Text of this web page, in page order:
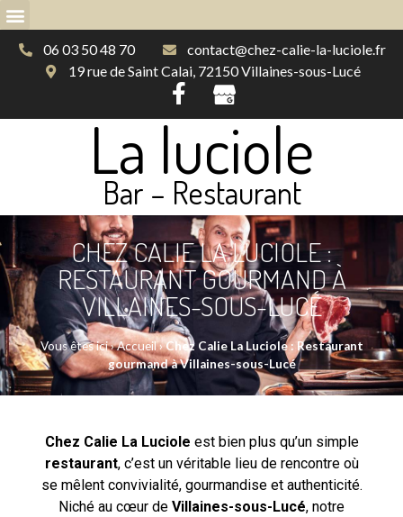
06 03 50 48 70
contact@chez-calie-la-luciole.fr
19 rue de Saint Calai, 72150 Villaines-sous-Lucé
La luciole
Bar – Restaurant
CHEZ CALIE LA LUCIOLE :
RESTAURANT GOURMAND À
VILLAINES-SOUS-LUCÉ
Vous êtes ici ›Accueil›Chez Calie La Luciole : Restaurant
gourmand à Villaines-sous-Lucé
Chez Calie La Luciole est bien plus qu’un simple
restaurant, c’est un véritable lieu de rencontre où
se mêlent convivialité, gourmandise et authenticité.
Niché au cœur de Villaines-sous-Lucé, notre